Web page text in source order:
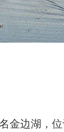
边湖，位